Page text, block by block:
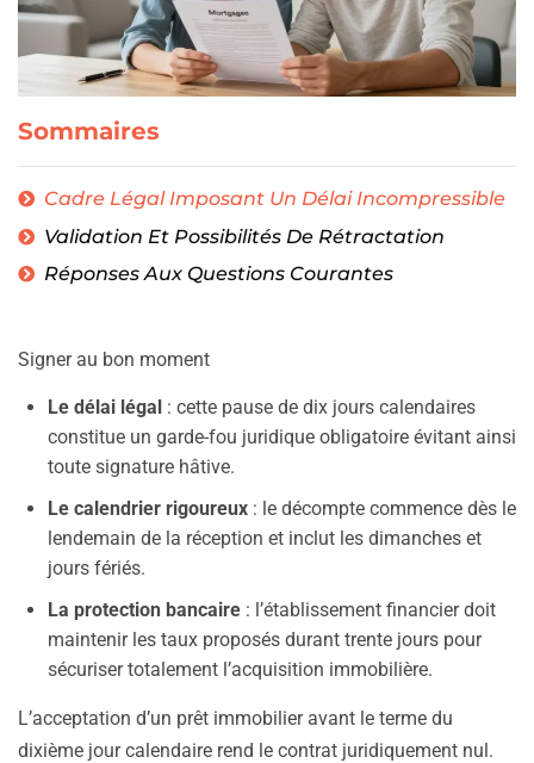
Sommaires
Cadre Légal Imposant Un Délai Incompressible
Validation Et Possibilités De Rétractation
Réponses Aux Questions Courantes
Signer au bon moment
Le délai légal : cette pause de dix jours calendaires
constitue un garde-fou juridique obligatoire évitant ainsi
toute signature hâtive.
Le calendrier rigoureux : le décompte commence dès le
lendemain de la réception et inclut les dimanches et
jours fériés.
La protection bancaire : l’établissement financier doit
maintenir les taux proposés durant trente jours pour
sécuriser totalement l’acquisition immobilière.
L’acceptation d’un prêt immobilier avant le terme du
dixième jour calendaire rend le contrat juridiquement nul.